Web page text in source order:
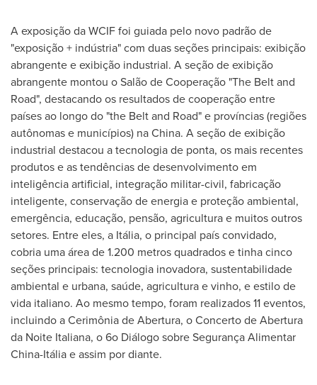
A exposição da WCIF foi guiada pelo novo padrão de
"exposição + indústria" com duas seções principais: exibição
abrangente e exibição industrial. A seção de exibição
abrangente montou o Salão de Cooperação "The Belt and
Road", destacando os resultados de cooperação entre
países ao longo do "the Belt and Road" e províncias (regiões
autônomas e municípios) naChina. A seção de exibição
industrial destacou a tecnologia de ponta, os mais recentes
produtos e as tendências de desenvolvimento em
inteligência artificial, integração militar-civil, fabricação
inteligente, conservação de energia e proteção ambiental,
emergência, educação, pensão, agricultura e muitos outros
setores. Entre eles, a Itália, o principal país convidado,
cobria uma área de 1.200 metros quadrados e tinha cinco
seções principais: tecnologia inovadora, sustentabilidade
ambiental e urbana, saúde, agricultura e vinho, e estilo de
vida italiano. Ao mesmo tempo, foram realizados 11 eventos,
incluindo a Cerimônia de Abertura, o Concerto de Abertura
da Noite Italiana, o 6o Diálogo sobre Segurança Alimentar
China-Itália e assim por diante.